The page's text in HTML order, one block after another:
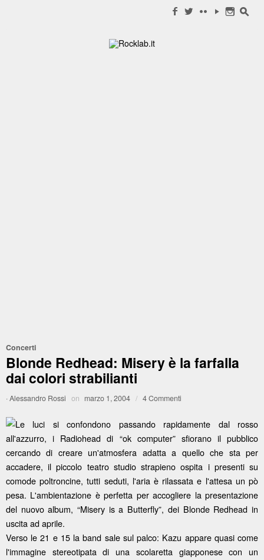
f w c y n s
Concerti
Blonde Redhead: Misery è la farfalla
dai colori strabilianti
·Alessandro Rossi on marzo 1, 2004 / 4 Commenti
Le luci si confondono passando rapidamente dal rosso
all'azzurro, i Radiohead di “ok computer” sfiorano il pubblico
cercando di creare un'atmosfera adatta a quello che sta per
accadere, il piccolo teatro studio strapieno ospita i presenti su
comode poltroncine, tutti seduti, l'aria è rilassata e l'attesa un pò
pesa. L'ambientazione è perfetta per accogliere la presentazione
del nuovo album, “Misery is a Butterfly”, dei Blonde Redhead in
uscita ad aprile.
Verso le 21 e 15 la band sale sul palco: Kazu appare quasi come
l'immagine stereotipata di una scolaretta giapponese con un